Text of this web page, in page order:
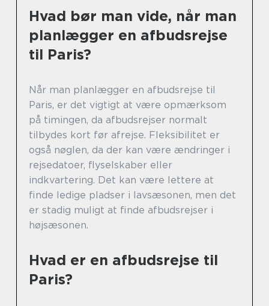
Hvad bør man vide, når man
planlægger en afbudsrejse
til Paris?
Når man planlægger en afbudsrejse til
Paris, er det vigtigt at være opmærksom
på timingen, da afbudsrejser normalt
tilbydes kort før afrejse. Fleksibilitet er
også nøglen, da der kan være ændringer i
rejsedatoer, flyselskaber eller
indkvartering. Det kan være lettere at
finde ledige pladser i lavsæsonen, men det
er stadig muligt at finde afbudsrejser i
højsæsonen.
Hvad er en afbudsrejse til
Paris?